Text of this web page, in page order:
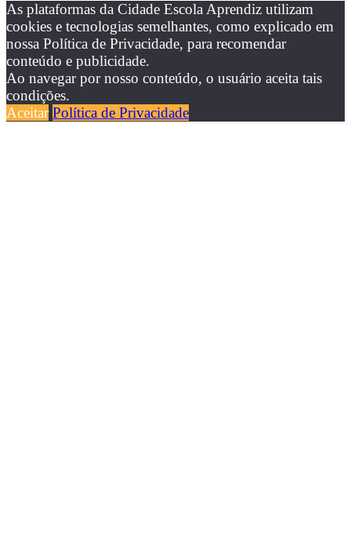
As plataformas da Cidade Escola Aprendiz utilizam
cookies e tecnologias semelhantes, como explicado em
nossa Política de Privacidade, para recomendar
conteúdo e publicidade.
Ao navegar por nosso conteúdo, o usuário aceita tais
condições.
Aceitar Política de Privacidade